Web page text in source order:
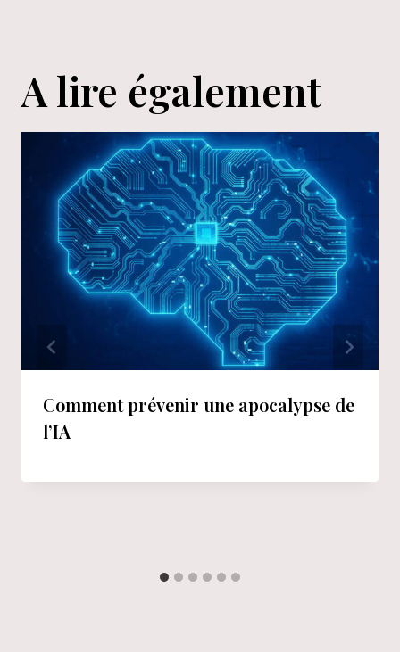
A lire également
Comment prévenir une apocalypse de
l’IA